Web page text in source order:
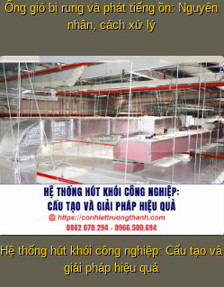
Ống gió bị rung và phát tiếng ồn: Nguyên
nhân, cách xử lý
Hệ thống hút khói công nghiệp: Cấu tạo và
giải pháp hiệu quả